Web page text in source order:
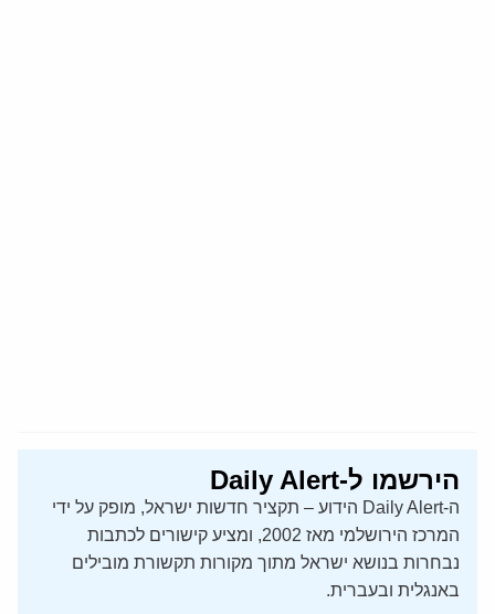
הירשמו ל-Daily Alert
ה-Daily Alert הידוע – תקציר חדשות ישראל, מופק על ידי
המרכז הירושלמי מאז 2002, ומציע קישורים לכתבות
נבחרות בנושא ישראל מתוך מקורות תקשורת מובילים
באנגלית ובעברית.